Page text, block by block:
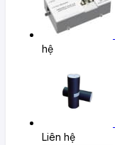
hệ
Liên hệ